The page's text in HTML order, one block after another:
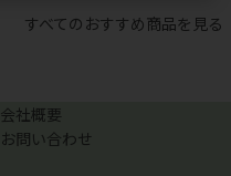
すべてのおすすめ商品を見る
会社概要
お問い合わせ